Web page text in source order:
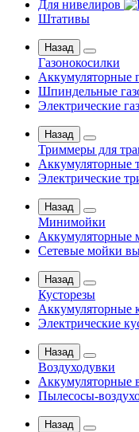
Для нивелиров
Штативы
Назад
Газонокосилки
Аккумуляторные
Шпиндельные
Электрические
Назад
Триммеры для
Аккумуляторные
Электрические
Назад
Минимойки
Аккумуляторные
Сетевые мойки
Назад
Кусторезы
Аккумуляторные
Электрические
Назад
Воздуходувки
Аккумуляторные
Пылесосы-
Назад